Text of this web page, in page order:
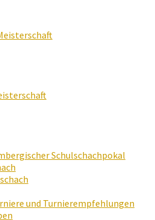
Schulschachpokal
und Turnierempfehlungen